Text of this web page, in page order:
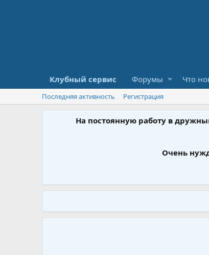
Клубный сервис Форумы Что
Последняя активность Регистрация
На постоянную работу в
Очень